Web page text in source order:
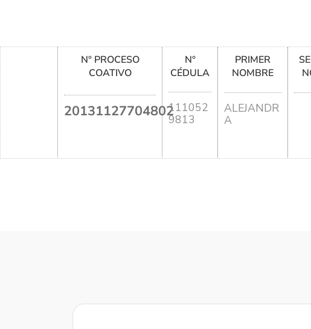
N° PROCESO
COATIVO
20131127704802
N°
CÉDULA
111052
9813
PRIMER
NOMBRE
ALEJANDR
A